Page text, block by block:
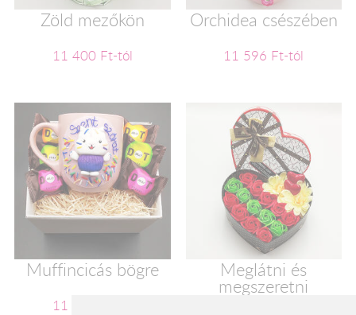
Zöld mezőkön
11 400 Ft-tól
Orchidea csészében
11 596 Ft-tól
Muffincicás bögre
11 600 Ft-tól
Meglátni és
megszeretni